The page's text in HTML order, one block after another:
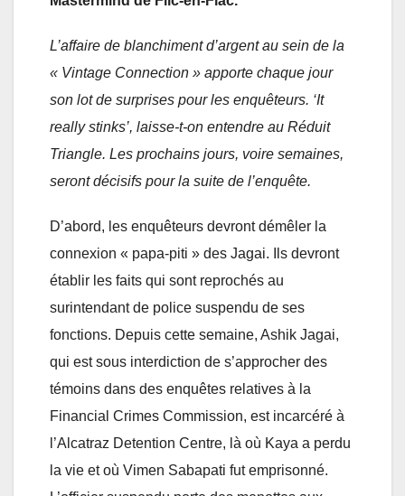
L’affaire de blanchiment d’argent au sein de la
« Vintage Connection » apporte chaque jour
son lot de surprises pour les enquêteurs. ‘It
really stinks’, laisse-t-on entendre au Réduit
Triangle. Les prochains jours, voire semaines,
seront décisifs pour la suite de l’enquête.
D’abord, les enquêteurs devront démêler la
connexion « papa-piti » des Jagai. Ils devront
établir les faits qui sont reprochés au
surintendant de police suspendu de ses
fonctions. Depuis cette semaine, Ashik Jagai,
qui est sous interdiction de s’approcher des
témoins dans des enquêtes relatives à la
Financial Crimes Commission, est incarcéré à
l’Alcatraz Detention Centre, là où Kaya a perdu
la vie et où Vimen Sabapati fut emprisonné.